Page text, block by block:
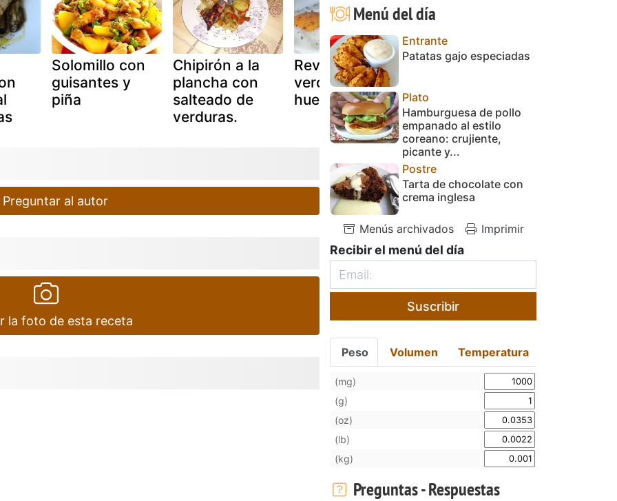
Solomillo con
guisantes y
piña
Chipirón a la
plancha con
salteado de
verduras.
Revuelto
verduras con
huevo plancha
Pescado a la
verduras y
salsa picante
Preguntar al autor
la foto de esta receta
Menú del día
Entrante
Patatas gajo especiadas
Plato
Hamburguesa de pollo
empanado al estilo
coreano: crujiente,
picante y...
Postre
Tarta de chocolate con
crema inglesa
Menús archivados Imprimir
Recibir el menú del día
Suscribir
Peso Volumen Temperatura
(mg)
(g)
(oz)
(lb)
(kg)
Preguntas - Respuestas